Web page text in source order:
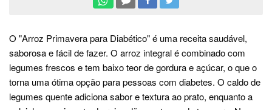
O "Arroz Primavera para Diabético" é uma receita saudável,
saborosa e fácil de fazer. O arroz integral é combinado com
legumes frescos e tem baixo teor de gordura e açúcar, o que o
torna uma ótima opção para pessoas com diabetes. O caldo de
legumes quente adiciona sabor e textura ao prato, enquanto a